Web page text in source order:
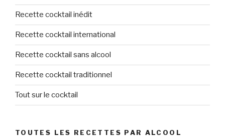
Recette cocktail inédit
Recette cocktail international
Recette cocktail sans alcool
Recette cocktail traditionnel
Tout sur le cocktail
TOUTES LES RECETTES PAR ALCOOL